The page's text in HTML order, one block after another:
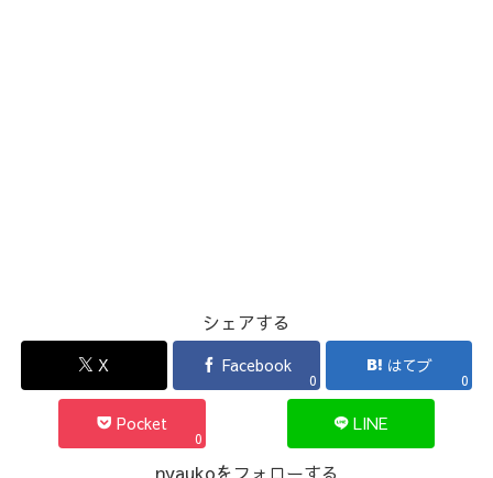
シェアする
X Facebook
0
はてブ
0
Pocket
0
LINE
nyaukoをフォローする